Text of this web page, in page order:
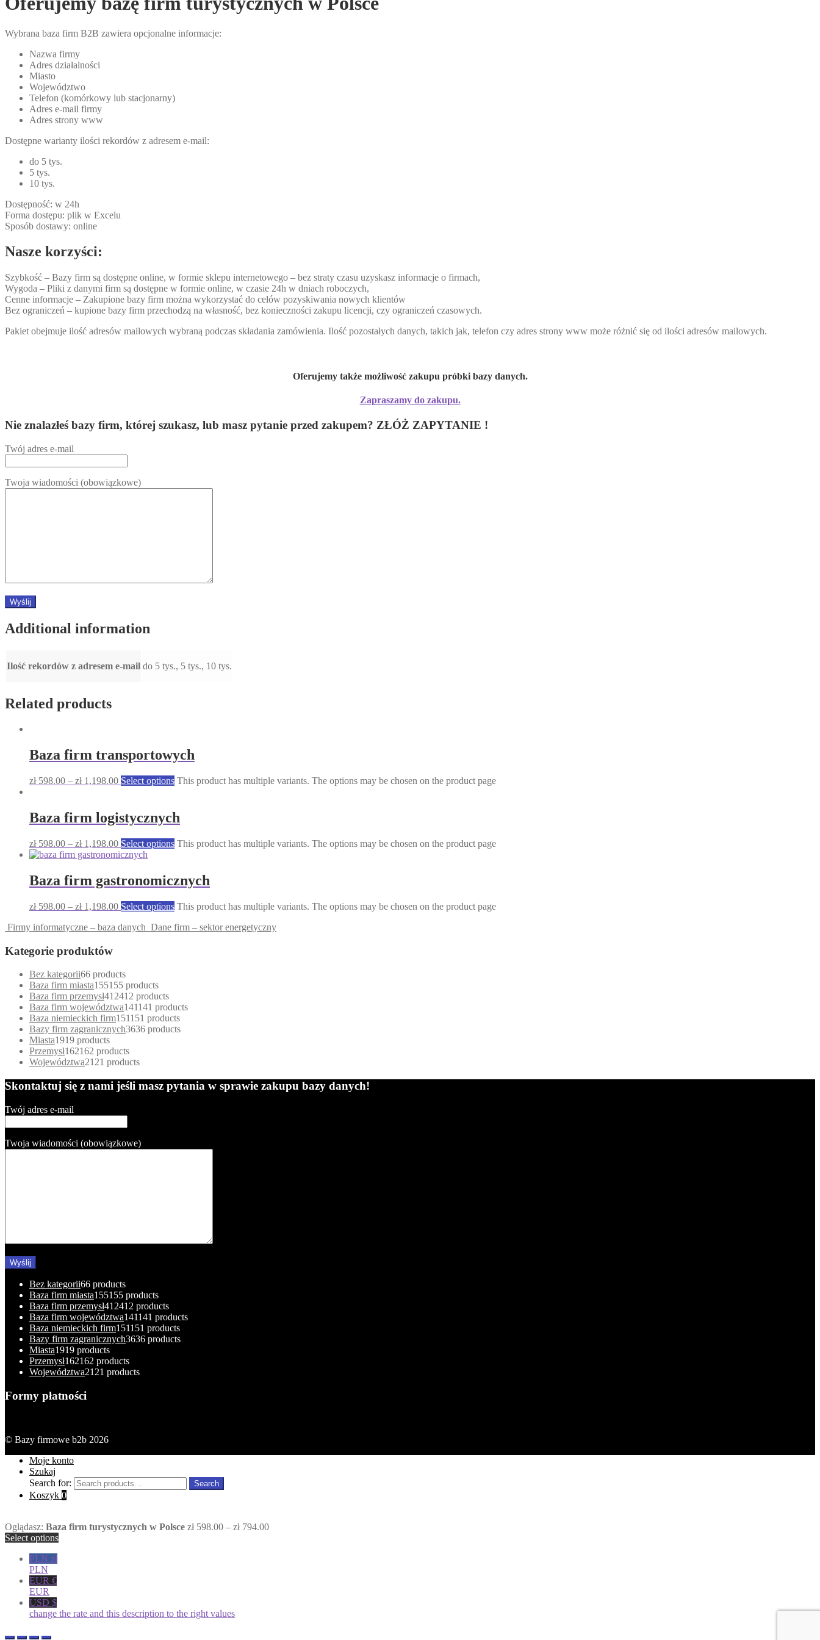
Wybrana baza firm B2B zawiera opcjonalne informacje:
Nazwa firmy
Adres działalności
Miasto
Województwo
Telefon (komórkowy lub stacjonarny)
Adres e-mail firmy
Adres strony www
Dostępne warianty ilości rekordów z adresem e-mail:
do 5 tys.
5 tys.
10 tys.
Dostępność: w 24h
Forma dostępu: plik w Excelu
Sposób dostawy: online
Nasze korzyści:
Szybkość – Bazy firm są dostępne online, w formie sklepu internetowego – bez straty czasu uzyskasz informacje o firmach,
Wygoda – Pliki z danymi firm są dostępne w formie online, w czasie 24h w dniach roboczych,
Cenne informacje – Zakupione bazy firm można wykorzystać do celów pozyskiwania nowych klientów
Bez ograniczeń – kupione bazy firm przechodzą na własność, bez konieczności zakupu licencji, czy ograniczeń czasowych.
Pakiet obejmuje ilość adresów mailowych wybraną podczas składania zamówienia. Ilość pozostałych danych, takich jak, telefon czy adres strony www może różnić się od ilości adresów mailowych.
Oferujemy także możliwość zakupu próbki bazy danych.
Zapraszamy do zakupu.
Nie znalazłeś bazy firm, której szukasz, lub masz pytanie przed zakupem? ZŁÓŻ ZAPYTANIE !
Twój adres e-mail
Twoja wiadomości (obowiązkowe)
Additional information
Ilość rekordów z adresem e-mail do 5 tys., 5 tys., 10 tys.
Related products
Baza firm transportowych
zł598.00 – zł1,198.00 Select options This product has multiple variants. The options may be chosen on the product page
Baza firm logistycznych
zł598.00 – zł1,198.00 Select options This product has multiple variants. The options may be chosen on the product page
Baza firm gastronomicznych
zł598.00 – zł1,198.00 Select options This product has multiple variants. The options may be chosen on the product page
Firmy informatyczne – baza danych Dane firm – sektor energetyczny
Kategorie produktów
Bez kategorii66 products
Baza firm miasta155155 products
Baza firm przemysł412412 products
Baza firm województwa141141 products
Baza niemieckich firm151151 products
Bazy firm zagranicznych3636 products
Miasta1919 products
Przemysł162162 products
Województwa21 21 products
Skontaktuj się z nami jeśli masz pytania w sprawie zakupu bazy danych!
Twój adres e-mail
Twoja wiadomości (obowiązkowe)
Bez kategorii66 products
Baza firm miasta155155 products
Baza firm przemysł412412 products
Baza firm województwa141141 products
Baza niemieckich firm151151 products
Bazy firm zagranicznych3636 products
Miasta1919 products
Przemysł162162 products
Województwa21 21 products
Formy płatności
© Bazy firmowe b2b 2026
Moje konto
Szukaj
Search for:
Search
Koszyk 0
Oglądasz: Baza firm turystycznych w Polsce zł598.00 – zł794.00
Select options
PLN zł
PLN
EUR €
EUR
USD $
change the rate and this description to the right values